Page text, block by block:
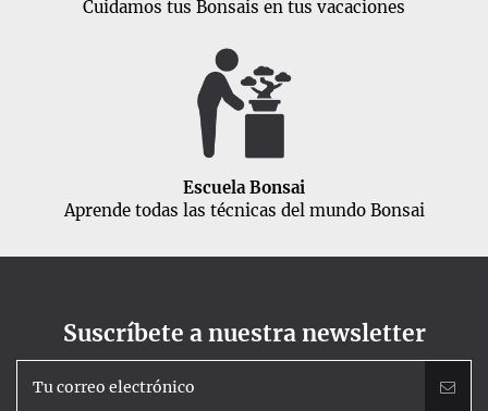
Cuidamos tus Bonsais en tus vacaciones
Escuela Bonsai
Aprende todas las técnicas del mundo Bonsai
Suscríbete a nuestra newsletter